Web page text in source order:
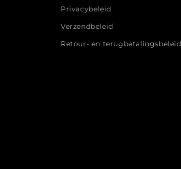
Privacybeleid
Verzendbeleid
Retour- en terugbetalingsbeleid